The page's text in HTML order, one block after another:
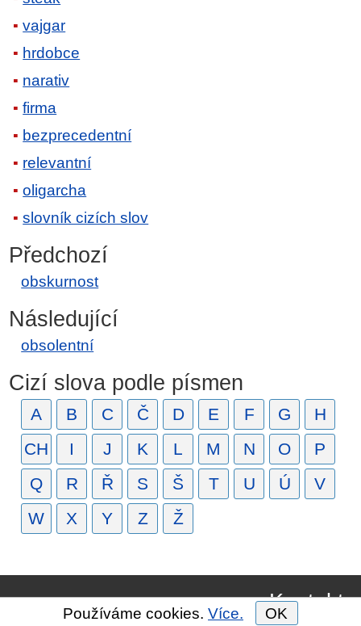
vajgar
hrdobce
narativ
firma
bezprecedentní
relevantní
oligarcha
slovník cizích slov
Předchozí
obskurnost
Následující
obsolentní
Cizí slova podle písmen
A B C Č D E F G
H
CH
I J K L M N O
P
Q
R Ř S Š T U Ú
V
W
X Y Z Ž
Kontakt
Používáme cookies. Více. OK